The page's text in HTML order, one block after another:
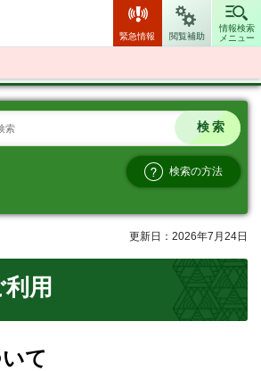
緊急情報 閲覧補助
情報検索
メニュー
検索の方法
更新日：2026年7月24日
用
て